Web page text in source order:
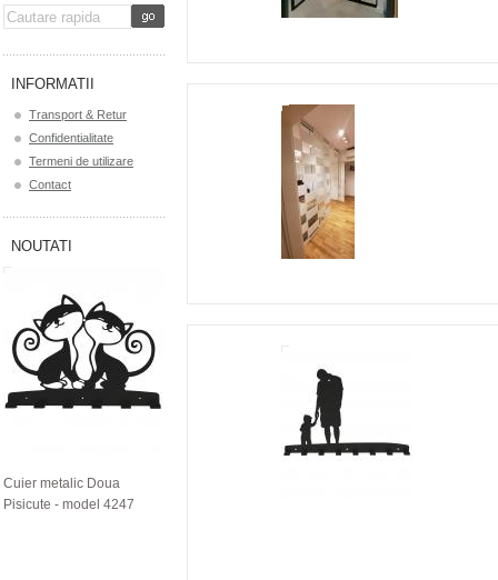
INFORMATII
Transport & Retur
Confidentialitate
Termeni de utilizare
Contact
NOUTATI
Cuier metalic Doua
Pisicute - model 4247